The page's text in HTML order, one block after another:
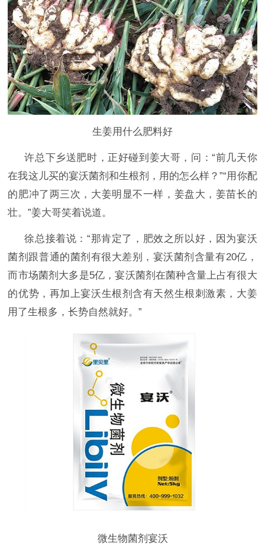
生姜用什么肥料好
许总下乡送肥时，正好碰到姜大哥，问：“前几天你
在我这儿买的宴沃菌剂和生根剂，用的怎么样？”“用你配
的肥冲了两三次，大姜明显不一样，姜盘大，姜苗长的
壮。”姜大哥笑着说道。
徐总接着说：“那肯定了，肥效之所以好，因为宴沃
菌剂跟普通的菌剂有很大差别，宴沃菌剂含量有20亿，
而市场菌剂大多是5亿，宴沃菌剂在菌种含量上占有很大
的优势，再加上宴沃生根剂含有天然生根刺激素，大姜
用了生根多，长势自然就好。”
微生物菌剂宴沃